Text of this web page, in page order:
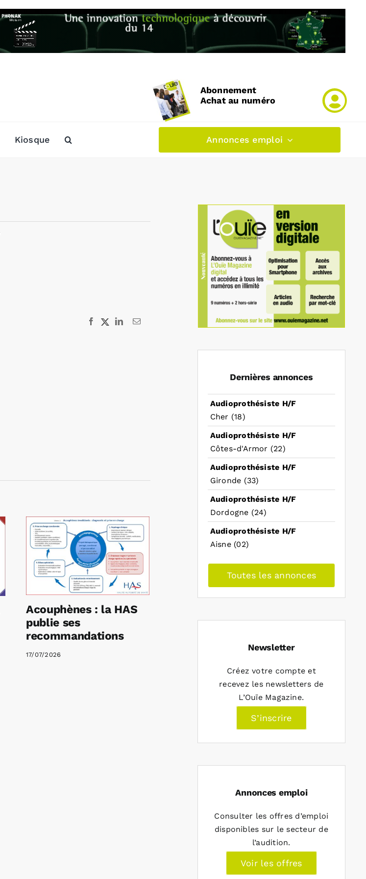
Abonnement
Achat au numéro
Kiosque Annonces emploi
Facebook
X LinkedInEmail
Acouphènes : la HAS
publie ses
recommandations
17/07/2026
Dernières annonces
Audioprothésiste H/F
Cher (18)
Audioprothésiste H/F
Côtes-d'Armor (22)
Audioprothésiste H/F
Gironde (33)
Audioprothésiste H/F
Dordogne (24)
Audioprothésiste H/F
Aisne (02)
Toutes les annonces
Newsletter
Créez votre compte et
recevez les newsletters de
L’Ouïe Magazine.
S’inscrire
Annonces emploi
Consulter les offres d’emploi
disponibles sur le secteur de
l’audition.
Voir les offres